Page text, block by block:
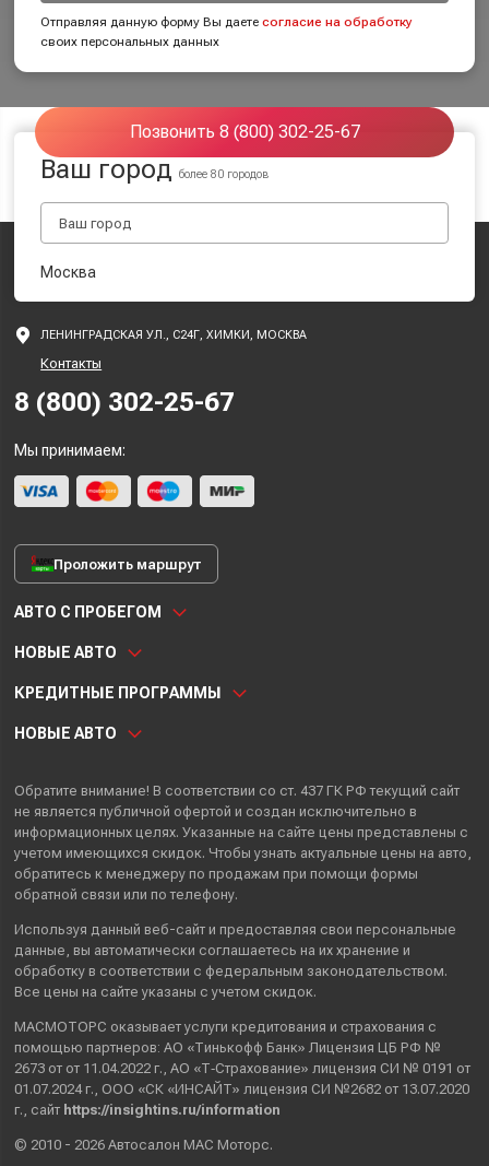
Отправляя данную форму Вы даетесогласие на обработку
своих персональных данных
Позвонить 8 (800) 302-25-67
Ваш городболее 80 городов
Москва
ЛЕНИНГРАДСКАЯ УЛ., С24Г, ХИМКИ, МОСКВА
Контакты
8 (800) 302-25-67
Мы принимаем:
Проложить маршрут
АВТО С ПРОБЕГОМ
НОВЫЕ АВТО
КРЕДИТНЫЕ ПРОГРАММЫ
НОВЫЕ АВТО
Обратите внимание! В соответствии со ст. 437 ГК РФ текущий сайт
не является публичной офертой и создан исключительно в
информационных целях. Указанные на сайте цены представлены с
учетом имеющихся скидок. Чтобы узнать актуальные цены на авто,
обратитесь к менеджеру по продажам при помощи формы
обратной связи или по телефону.
Используя данный веб-сайт и предоставляя свои персональные
данные , вы автоматически соглашаетесь на их хранение и
обработку в соответствии с федеральным законодательством.
Все цены на сайте указаны с учетом скидок.
МАСМОТОРС оказывает услуги кредитования и страхования с
помощью партнеров: АО «Тинькофф Банк» Лицензия ЦБ РФ №
2673 от от 11.04.2022 г., АО «Т‑Страхование» лицензия СИ № 0191 от
01.07.2024 г., ООО «СК «ИНСАЙТ» лицензия СИ №2682 от 13.07.2020
г., сайт https://insightins.ru/information
© 2010 - 2026 Автосалон МАС Моторс.